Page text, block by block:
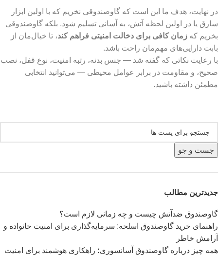
در نهایت، هدف ما این است که گاوصندوقی نخریم که با اولین ابزار
سارق یا در اولین لحظه آتش، به آسانی تسلیم شود. بلکه گاوصندوقی
بخریم که زمان کافی برای دخالت امنیتی فراهم کند، تا خیال‌مان از
بابت دارایی‌های مهم‌مان راحت باشد.
با رعایت نکاتی که گفته شد — جنس بدنه، رتبه امنیت، نوع قفل، نصب
صحیح، و مقاومت در برابر عوامل محیطی — می‌توانید انتخابی
مطمئن داشته باشید.
جست و جو
جدیدترین مطالب
گاوصندوق ضدآتش چیست و چه زمانی لازم است؟
راهنمای خرید گاوصندوق اسلحه: سرمایه‌گذاری برای امنیت خانواده و
آرامش خاطر
همه چیز درباره گاوصندوق آسانسوری؛ راهکاری هوشمند برای امنیت